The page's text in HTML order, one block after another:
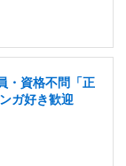
・資格不問「正
ガ好き歓迎